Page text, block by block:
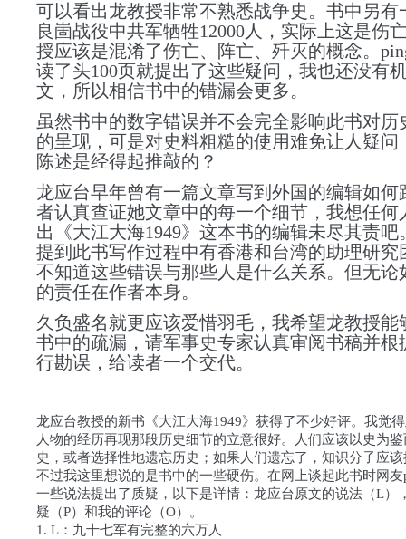
可以看出龙教授非常不熟悉战争史。书中另有
良崮战役中共军牺牲12000人，实际上这是伤
授应该是混淆了伤亡、阵亡、歼灭的概念。
读了头100页就提出了这些疑问，我也还没有
文，所以相信书中的错漏会更多。
虽然书中的数字错误并不会完全影响此书对历
的呈现，可是对史料粗糙的使用难免让人疑问
陈述是经得起推敲的？
龙应台早年曾有一篇文章写到外国的编辑如何
者认真查证她文章中的每一个细节，我想任何
出《大江大海1949》这本书的编辑未尽其责吧
提到此书写作过程中有香港和台湾的助理研究
不知道这些错误与那些人是什么关系。但无论
的责任在作者本身。
久负盛名就更应该爱惜羽毛，我希望龙教授能
书中的疏漏，请军事史专家认真审阅书稿并根
行勘误，给读者一个交代。
龙应台教授的新书《大江大海1949》获得了不少好评。我觉
人物的经历再现那段历史细节的立意很好。人们应该以史为
史，或者选择性地遗忘历史；如果人们遗忘了，知识分子应
不过我这里想说的是书中的一些硬伤。在网上谈起此书时网友
一些说法提出了质疑，以下是详情：龙应台原文的说法（L）
疑（P）和我的评论（O）。
1. L：九十七军有完整的六万人